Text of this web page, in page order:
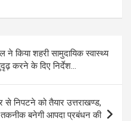
gr
ail py
Li
n
k
ar
e
ने किया शहरी सामुदायिक स्वास्थ्य
करने के दिए निर्देश…
निपटने को तैयार उत्तराखण्ड,
बनेगी आपदा प्रबंधन की